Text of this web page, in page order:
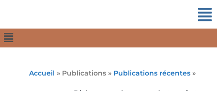
Accueil » Publications » Publications récentes »